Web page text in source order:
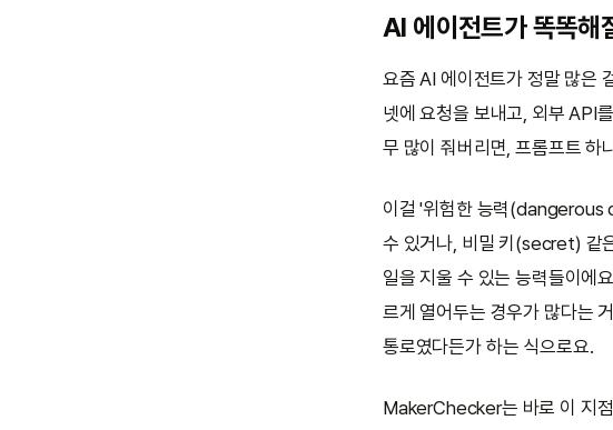
AI 에이전트가 똑똑해
요즘 AI 에이전트가 정말 많은
넷에 요청을 보내고, 외부 API
무 많이 줘버리면, 프롬프트 하
이걸 '위험한 능력(dangerous
수 있거나, 비밀 키(secret) 같
일을 지울 수 있는 능력들이에
르게 열어두는 경우가 많다는
통로였다든가 하는 식으로요.
MakerChecker는 바로 이 지